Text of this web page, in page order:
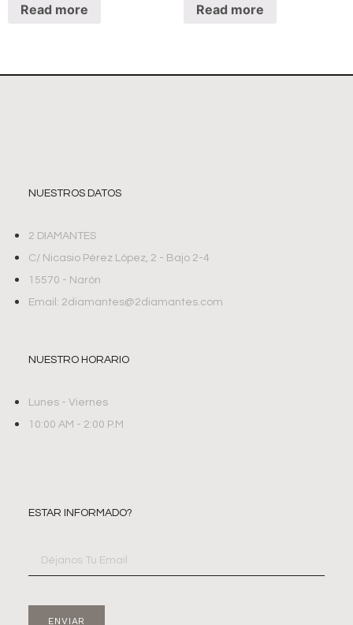
Read more Read more
NUESTROS DATOS
2 DIAMANTES
C/ Nicasio Pérez López, 2 - Bajo 2-4
15570 - Narón
Email: 2diamantes@2diamantes.com
NUESTRO HORARIO
Lunes - Viernes
10:00 AM - 2:00 P.M
ESTAR INFORMADO?
ENVIAR